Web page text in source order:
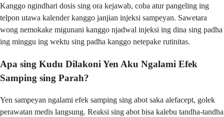
Kanggo ngindhari dosis sing ora kejawab, coba atur pangeling ing
telpon utawa kalender kanggo janjian injeksi sampeyan. Sawetara
wong nemokake migunani kanggo njadwal injeksi ing dina sing padha
ing minggu ing wektu sing padha kanggo netepake rutinitas.
Apa sing Kudu Dilakoni Yen Aku Ngalami Efek
Samping sing Parah?
Yen sampeyan ngalami efek samping sing abot saka alefacept, golek
perawatan medis langsung. Reaksi sing abot bisa kalebu tandha-tandha